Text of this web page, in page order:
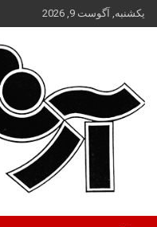
محتوا
یکشنبه, آگوست 9, 2026